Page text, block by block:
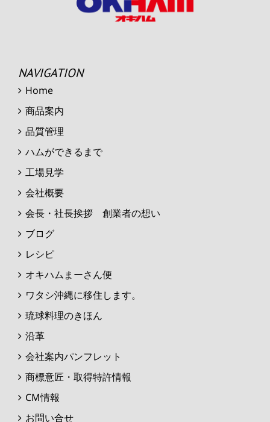
NAVIGATION
Home
商品案内
品質管理
ハムができるまで
工場見学
会社概要
会長・社長挨拶 創業者の想い
ブログ
レシピ
オキハムまーさん便
ワタシ沖縄に移住します。
琉球料理のきほん
沿革
会社案内パンフレット
商標意匠・取得特許情報
CM情報
お問い合せ